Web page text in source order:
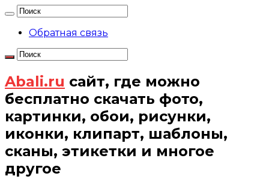
Обратная связь
Abali.ru сайт, где можно
бесплатно скачать фото,
картинки, обои, рисунки,
иконки, клипарт, шаблоны,
сканы, этикетки и многое
другое